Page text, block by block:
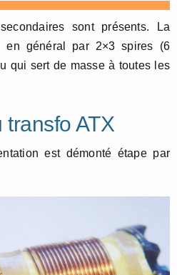
sont présents. La
en général par 2×3 spires (6
qui sert de masse à toutes les
ATX
est démonté étape par